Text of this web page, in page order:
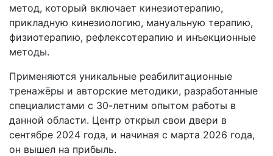
метод, который включает кинезиотерапию,
прикладную кинезиологию, мануальную терапию,
физиотерапию, рефлексотерапию и инъекционные
методы.
Применяются уникальные реабилитационные
тренажёры и авторские методики, разработанные
специалистами с 30-летним опытом работы в
данной области. Центр открыл свои двери в
сентябре 2024 года, и начиная с марта 2026 года,
он вышел на прибыль.